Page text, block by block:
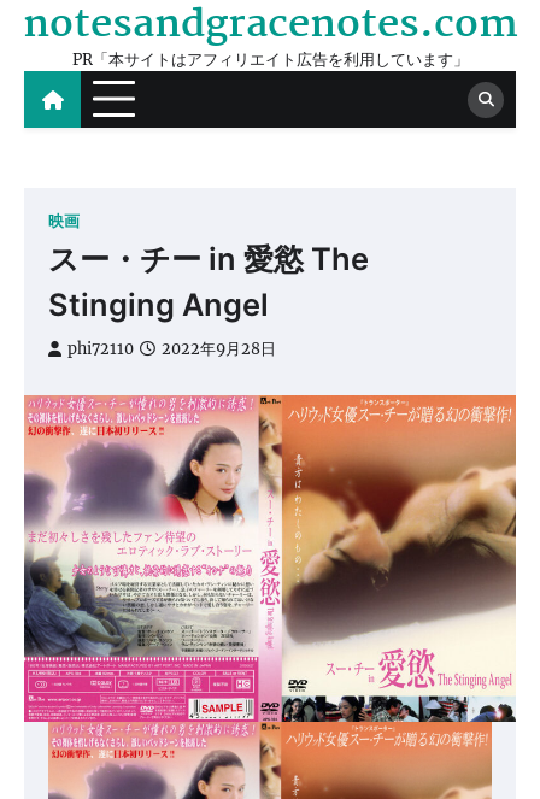
Skip
content
notesandgracenotes.com
PR「本サイトはアフィリエイト広告を利用しています」
映画
スー・チー in 愛慾 The
Stinging Angel
phi72110 2022年9月28日